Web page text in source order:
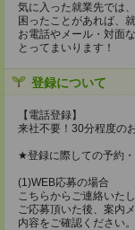
気に入った就業先では
困ったことがあれば、
お電話やメール・対面
とってまいります！
登録について
【電話登録】
来社不要！30分程度の
★登録に際しての予約
(1)WEB応募の場合
こちらからご連絡いた
ご応募頂いた後、案内
内容をご確認ください。